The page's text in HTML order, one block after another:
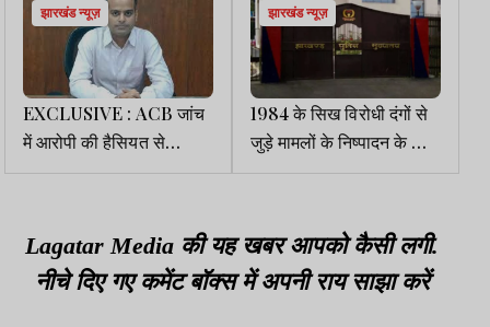
झारखंड न्यूज़
EXCLUSIVE : ACB जांच
में आरोपी की हैसियत से
जमशेदपुर DC करन सत्यार्थी
संदिग्ध
झारखंड न्यूज़
1984 के सिख विरोधी दंगों से
जुड़े मामलों के निष्पादन के लिए
होगी समीक्षा बैठक
Lagatar Media की यह खबर आपको कैसी लगी.
नीचे दिए गए कमेंट बॉक्स में अपनी राय साझा करें